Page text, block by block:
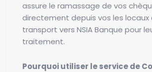
assure le ramassage de vos
directement depuis vos les locaux
transport vers NSIA Banque pour
traitement.
Pourquoi utiliser le service de